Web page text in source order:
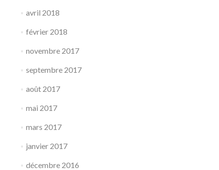
avril 2018
février 2018
novembre 2017
septembre 2017
août 2017
mai 2017
mars 2017
janvier 2017
décembre 2016